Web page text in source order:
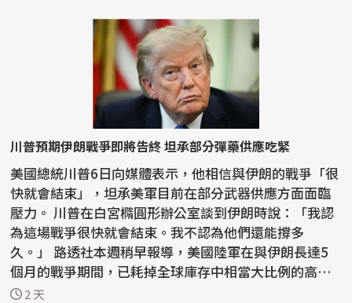
川普預期伊朗戰爭即將告終 坦承部分彈藥供應吃緊
美國總統川普6日向媒體表示，他相信與伊朗的戰爭「很
快就會結束」，坦承美軍目前在部分武器供應方面面臨
壓力。 川普在白宮橢圓形辦公室談到伊朗時說：「我認
為這場戰爭很快就會結束。我不認為他們還能撐多
久。」 路透社本週稍早報導，美國陸軍在與伊朗長達5
個月的戰爭期間，已耗掉全球庫存中相當大比例的高精
準長程...
2 天